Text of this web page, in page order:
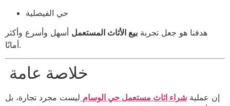
حي الفيصلية
هدفنا هو جعل تجربة بيع الأثاث المستعمل أسهل وأسرع وأكثر
أمانًا.
خلاصة عامة
إن عملية شراء اثاث مستعمل حي الوسام ليست مجرد تجارة، بل